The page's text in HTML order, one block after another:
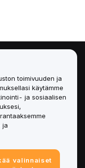
toimivuuden ja
käytämme
ja sosiaalisen
ja
valinnaiset